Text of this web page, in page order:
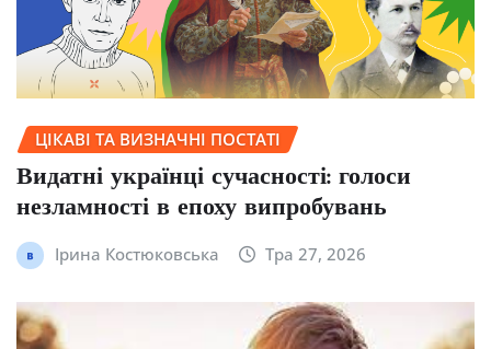
ЦІКАВІ ТА ВИЗНАЧНІ ПОСТАТІ
Видатні українці сучасності: голоси
незламності в епоху випробувань
Ірина Костюковська Тра 27, 2026